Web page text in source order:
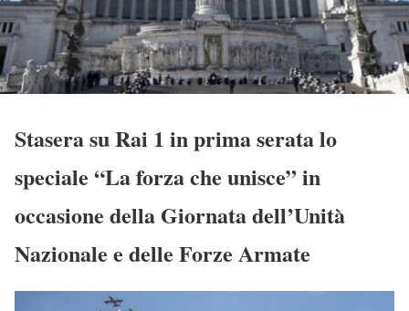
Stasera su Rai 1 in prima serata lo
speciale “La forza che unisce” in
occasione della Giornata dell’Unità
Nazionale e delle Forze Armate